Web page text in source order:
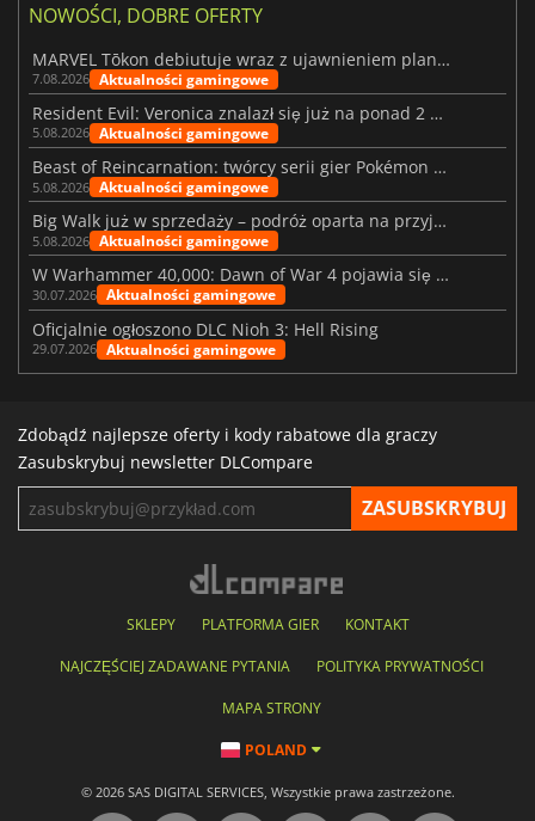
NOWOŚCI, DOBRE OFERTY
MARVEL Tōkon debiutuje wraz z ujawnieniem planu rozwoju na pierwszy rok
7.08.2026 Aktualności gamingowe
Resident Evil: Veronica znalazł się już na ponad 2 milionach list życzeń
5.08.2026 Aktualności gamingowe
Beast of Reincarnation: twórcy serii gier Pokémon wkraczają na nową ścieżkę
5.08.2026 Aktualności gamingowe
Big Walk już w sprzedaży – podróż oparta na przyjaźni
5.08.2026 Aktualności gamingowe
W Warhammer 40,000: Dawn of War 4 pojawia się frakcja Nekronów
30.07.2026 Aktualności gamingowe
Oficjalnie ogłoszono DLC Nioh 3: Hell Rising
29.07.2026 Aktualności gamingowe
Zdobądź najlepsze oferty i kody rabatowe dla graczy
Zasubskrybuj newsletter DLCompare
SKLEPY PLATFORMA GIER KONTAKT
NAJCZĘŚCIEJ ZADAWANE PYTANIA POLITYKA PRYWATNOŚCI
MAPA STRONY
POLAND
© 2026 SAS DIGITAL SERVICES, Wszystkie prawa zastrzeżone.